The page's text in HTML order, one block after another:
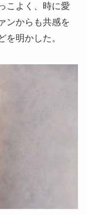
こよく、時に愛
ンからも共感を
を明かした。